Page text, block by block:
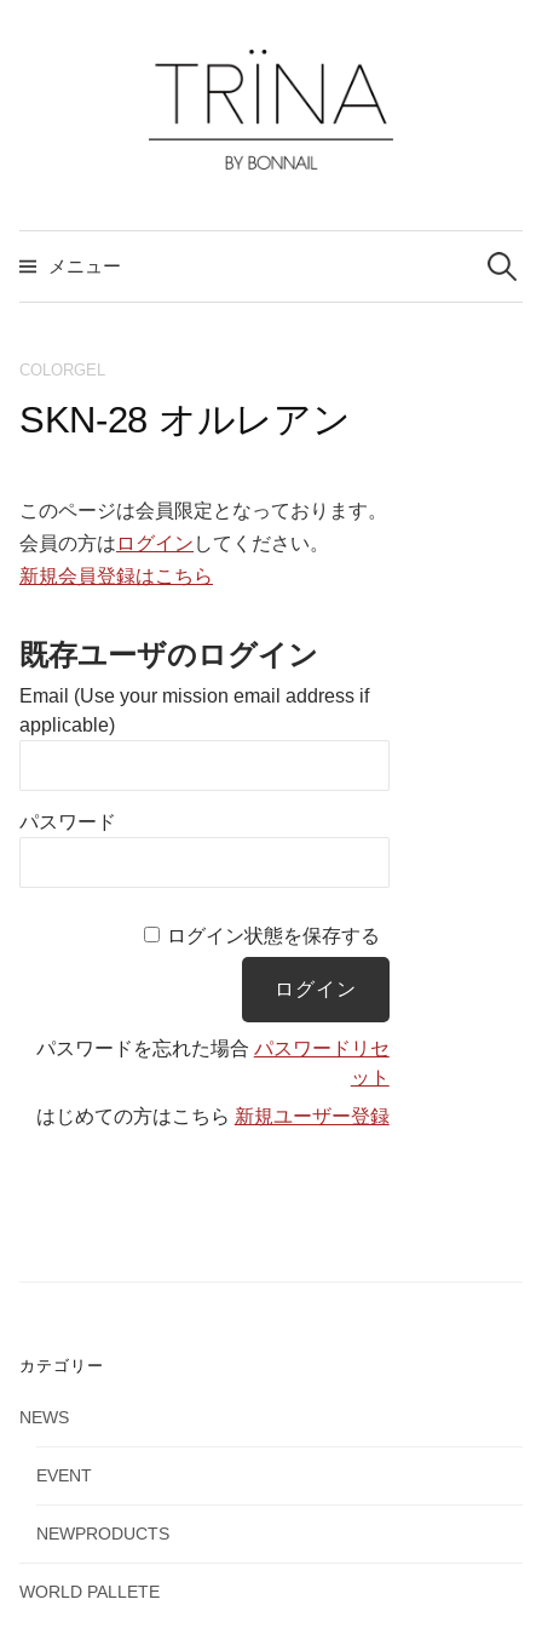
ス
キ
メニュー
索:
COLORGEL
SKN-28 オルレアン
このページは会員限定となっております。
会員の方は ログイン してください。
新規会員登録はこちら
既存ユーザのログイン
Email (Use your mission email address if
applicable)
パスワード
ログイン状態を保存する
パスワードを忘れた場合 パスワードリセ
ット
はじめての方はこちら 新規ユーザー登録
カテゴリー
NEWS
EVENT
NEWPRODUCTS
WORLD PALLETE